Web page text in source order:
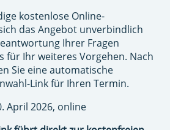
kostenlose Online-
das Angebot unverbindlich
Ihrer Fragen
für Ihr weiteres Vorgehen. Nach
Sie eine automatische
Link für Ihren Termin.
April 2026, online